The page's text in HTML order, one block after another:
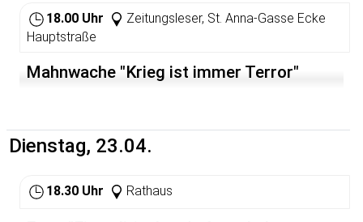
18.00 Uhr
Zeitungsleser, St. Anna-Gasse Ecke
Hauptstraße
Mahnwache "Krieg ist immer Terror"
Dienstag, 23.04.
18.30 Uhr Rathaus